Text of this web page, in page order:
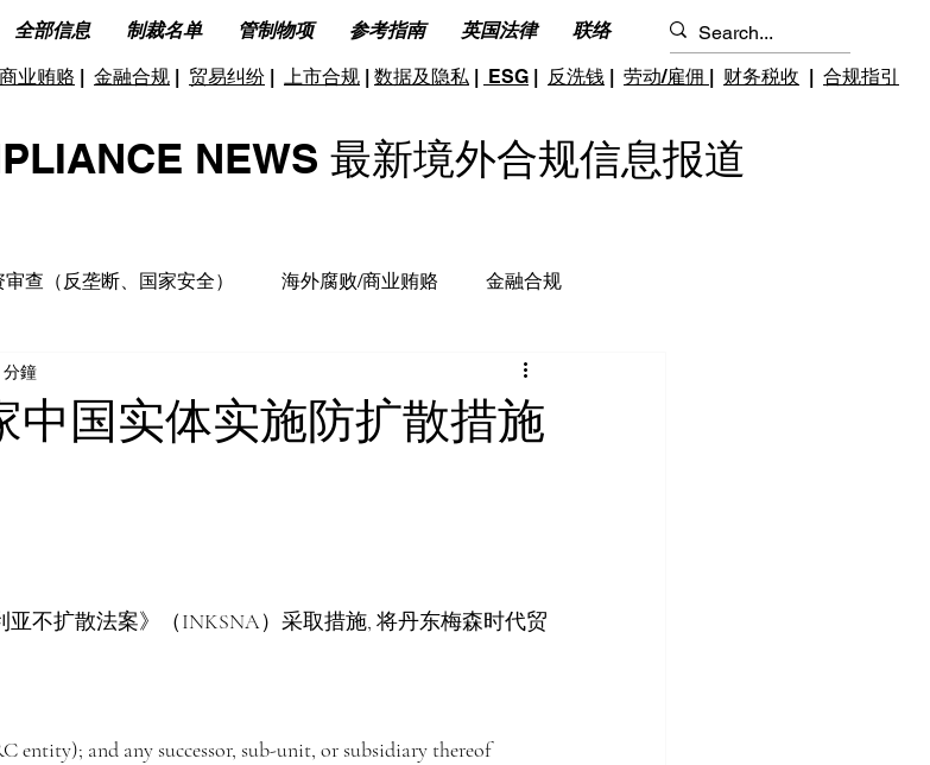
全部信息 制裁名单 管制物项 参考指南 英国法律 联络
业贿赂 | 金融合规 | 贸易纠纷 | 上市合规 | 数据及隐私 | ESG | 反洗钱 | 劳动/雇佣 | 财务税收 | 合规指引
NEWS 最新境外合规信息报道
审查（反垄断、国家安全） 海外腐败/商业贿赂 金融合规
中国实体实施防扩散措施
分鐘
不扩散法案》（INKSNA）采取措施, 将丹东梅森时代贸
entity); and any successor, sub-unit, or subsidiary thereof